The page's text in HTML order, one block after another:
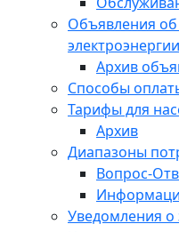
Объявления
электроэнергии
Архив
Способы
Тарифы для
Архив
Диапазоны
Вопрос-
Уведомления о